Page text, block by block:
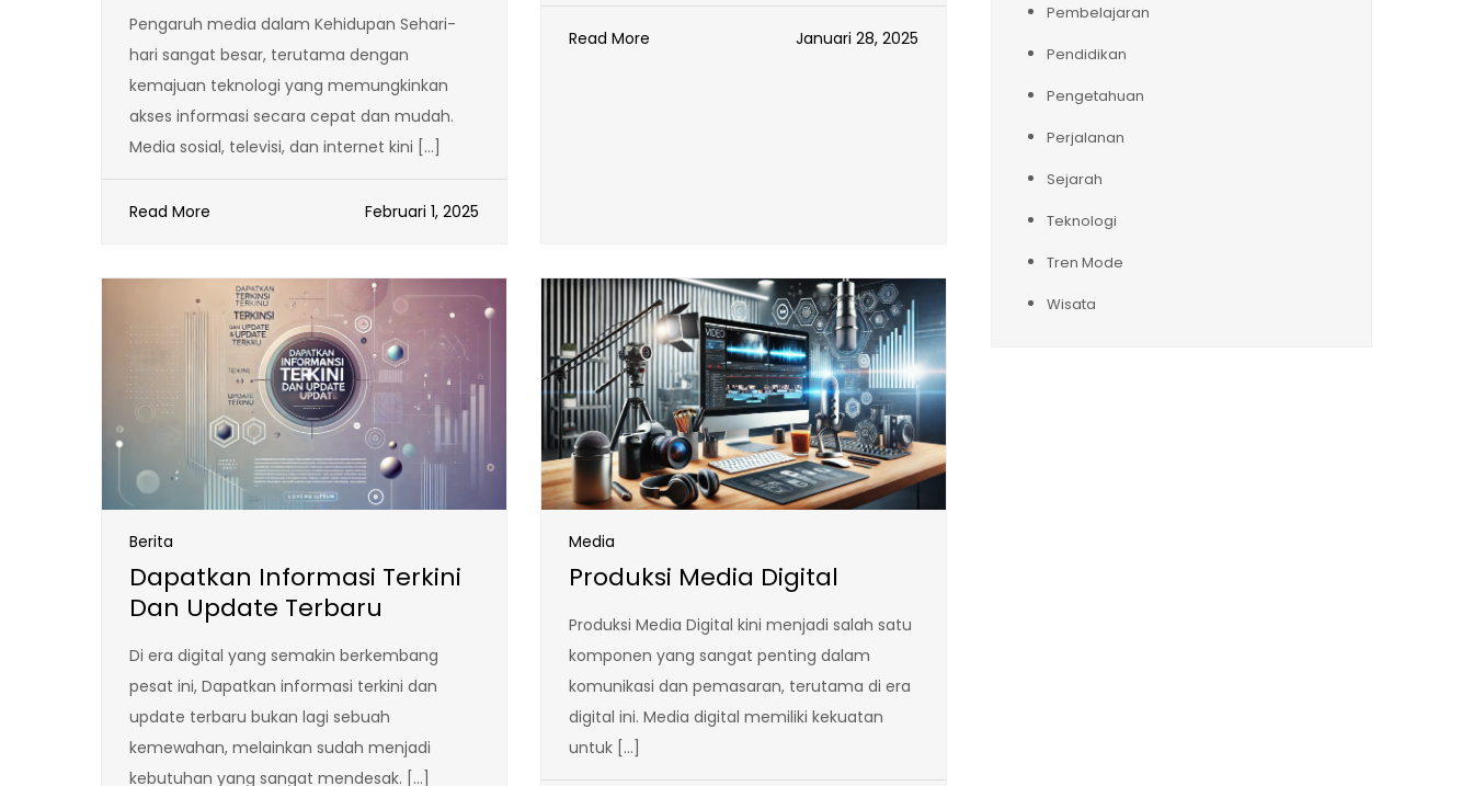
Pengaruh media dalam Kehidupan Sehari-
hari sangat besar, terutama dengan
kemajuan teknologi yang memungkinkan
akses informasi secara cepat dan mudah.
Media sosial, televisi, dan internet kini […]
Read More Februari 1, 2025
Read More Januari 28, 2025
Berita
Dapatkan Informasi Terkini
Dan Update Terbaru
Di era digital yang semakin berkembang
pesat ini, Dapatkan informasi terkini dan
update terbaru bukan lagi sebuah
kemewahan, melainkan sudah menjadi
kebutuhan yang sangat mendesak. […]
Media
Produksi Media Digital
Produksi Media Digital kini menjadi salah satu
komponen yang sangat penting dalam
komunikasi dan pemasaran, terutama di era
digital ini. Media digital memiliki kekuatan
untuk […]
Pembelajaran
Pendidikan
Pengetahuan
Perjalanan
Sejarah
Teknologi
Tren Mode
Wisata